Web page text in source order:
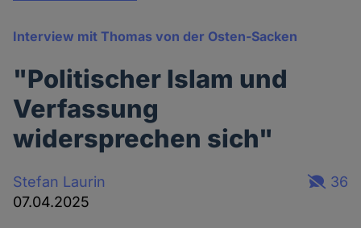
Interview mit Thomas von der Osten-Sacken
"Politischer Islam und
Verfassung
widersprechen sich"
Stefan Laurin
07.04.2025
36